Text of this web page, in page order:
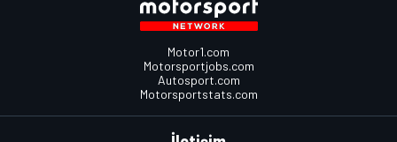
Motor1.com
Motorsportjobs.com
Autosport.com
Motorsportstats.com